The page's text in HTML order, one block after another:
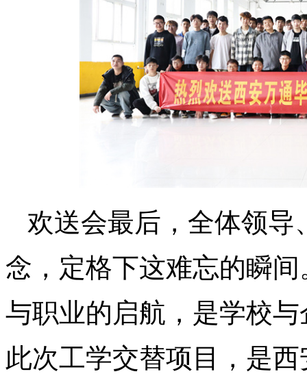
欢送会最后，全体领导
念，定格下这难忘的瞬
与职业的启航，是学校
此次工学交替项目，是